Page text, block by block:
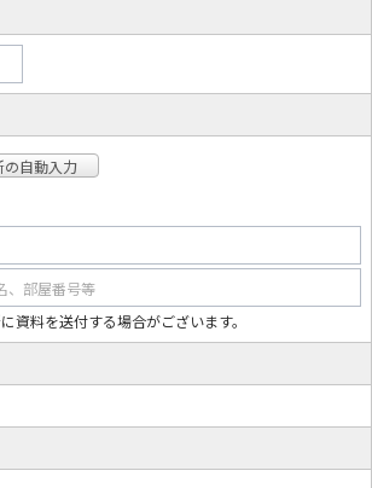
、部屋番号等
資料を送付する場合がございます。